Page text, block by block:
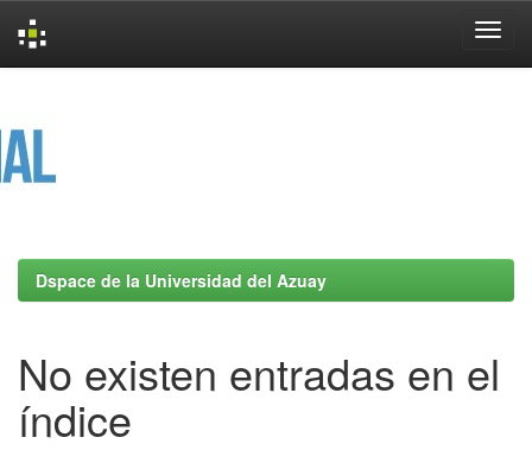
Dspace de la Universidad del Azuay
No existen entradas en el
índice